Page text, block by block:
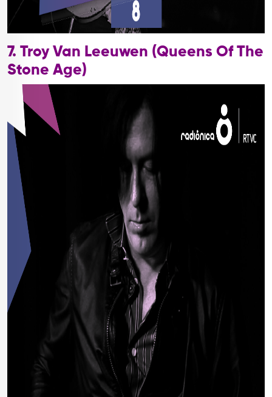
7. Troy Van Leeuwen (Queens Of The
Stone Age)